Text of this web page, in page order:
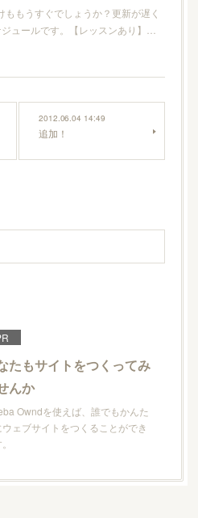
もうすぐでしょうか？更新が遅く
ュールです。【レッスンあり】…
2012.06.04 14:49
追加！
たもサイトをつくってみ
んか
Owndを使えば、誰でもかんた
ウェブサイトをつくることができ